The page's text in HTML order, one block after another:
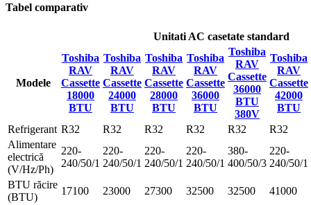
Tabel comparativ
Unitati AC casetate standard
Modele
Toshiba
RAV
Cassette
18000
BTU
Toshiba
RAV
Cassette
24000
BTU
Toshiba
RAV
Cassette
28000
BTU
Toshiba
RAV
Cassette
36000
BTU
Toshiba
RAV
Cassette
36000
BTU
380V
Toshiba
RAV
Cassette
42000
BTU
Refrigerant R32 R32 R32 R32 R32
R32
Alimentare
electrică
(V/Hz/Ph)
220-
240/50/1
220-
240/50/1
220-
240/50/1
220-
240/50/1
380-
400/50/3
220-
240/50/1
BTU răcire
(BTU)
17100 23000 27300 32500 32500
41000